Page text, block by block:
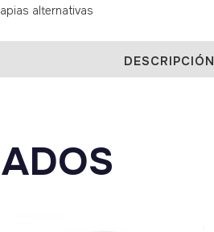
alternativas
DESCRIPCIÓN